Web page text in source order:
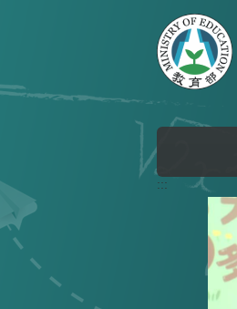
:::